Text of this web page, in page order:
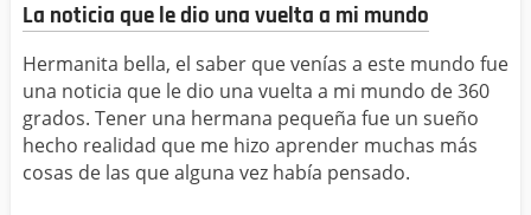
La noticia que le dio una vuelta a mi mundo
Hermanita bella, el saber que venías a este mundo fue
una noticia que le dio una vuelta a mi mundo de 360
grados. Tener una hermana pequeña fue un sueño
hecho realidad que me hizo aprender muchas más
cosas de las que alguna vez había pensado.